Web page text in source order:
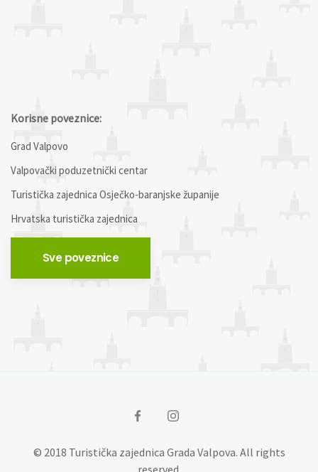
Korisne poveznice:
Grad Valpovo
Valpovački poduzetnički centar
Turistička zajednica Osječko-baranjske županije
Hrvatska turistička zajednica
Sve poveznice
© 2018 Turistička zajednica Grada Valpova. All rights
reserved.